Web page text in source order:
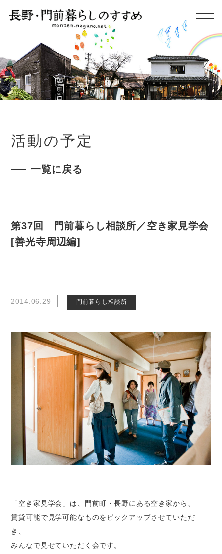
活動の予定
一覧に戻る
第37回 門前暮らし相談所／空き家見学会
[善光寺周辺編]
2014.06.29 門前暮らし相談所
「空き家見学会」は、門前町・長野にある空き家から、
賃貸可能で見学可能なものをピックアップさせていただ
き、
みんなで見せていただく会です。